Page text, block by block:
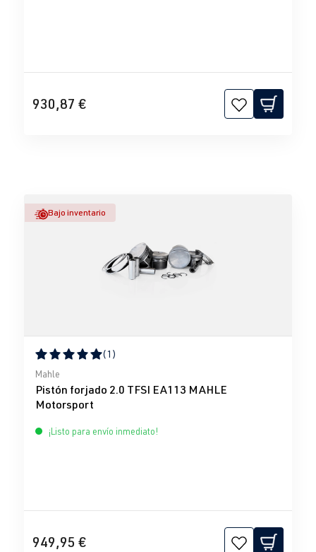
930,87 €
Bajo inventario
Calificación promedio de 5 de 5 estrellas
(1)
Mahle
Pistón forjado 2.0 TFSI EA113 MAHLE
Motorsport
¡Listo para envío inmediato!
949,95 €